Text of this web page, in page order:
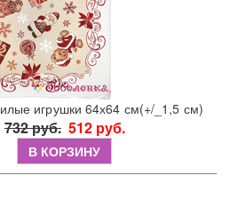
игрушки 64х64 см(+/_1,5 см)
732 руб. 512 руб.
В КОРЗИНУ